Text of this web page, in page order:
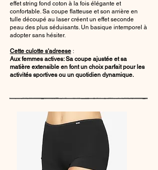
effet string fond coton à la fois élégante et
confortable. Sa coupe flatteuse et son arrière en
tulle découpé au laser créent un effet seconde
peau des plus séduisants. Un basique intemporel à
adopter sans hésiter.
Cette culotte s'adreese :
Aux femmes actives: Sa coupe ajustée et sa
matière extensible en font un choix parfait pour les
activités sportives ou un quotidien dynamique.